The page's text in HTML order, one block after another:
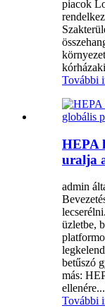
piacok
További
HEPA
uralja
admin
üzletbe,
betűszó
más:
ellenére...
További